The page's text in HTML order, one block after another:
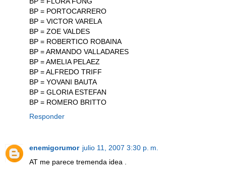
BP = PORTOCARRERO
BP = VICTOR VARELA
BP = ZOE VALDES
BP = ROBERTICO ROBAINA
BP = ARMANDO VALLADARES
BP = AMELIA PELAEZ
BP = ALFREDO TRIFF
BP = YOVANI BAUTA
BP = GLORIA ESTEFAN
BP = ROMERO BRITTO
Responder
enemigorumor julio 11, 2007 3:30 p. m.
AT me parece tremenda idea .